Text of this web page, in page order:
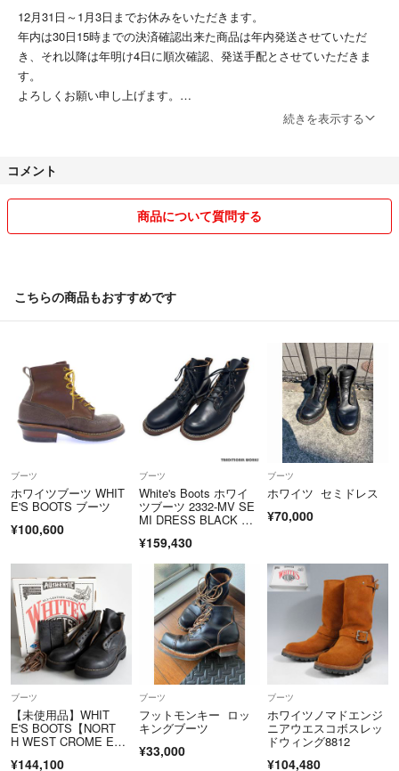
12月31日～1月3日までお休みをいただきます。
年内は30日15時までの決済確認出来た商品は年内発送させていただ
き、それ以降は年明け4日に順次確認、発送手配とさせていただきま
す。
よろしくお願い申し上げます。
取得者名：石川卓矢
公安委員会名：愛知県公安委員会
・適格請求書登録番号
T7180001127248
ハイブランドからヴィンテージ商品まで幅広く扱っております。
全て１点物なのでお気に入りの商品をぜひ見つけてください。
こちらのアカウントはラクマ公式パートナーの株式会社STONE RIVER
によって運営されています。
https://fril.jp/ts/official/law/ksr/
▼返品特約
https://fril.jp/ts/official/law/ksr/#return_policy
続きを表示する
コメント
商品について質問する
こちらの商品もおすすめです
ブーツ
ホワイツブーツ WHIT
E'S BOOTS ブーツ
¥100,600
ブーツ
White's Boots ホワイ
ツブーツ 2332-MV SE
MI DRESS BLACK CH
スブラッククロムエク
セルブーツ US8.5E
¥159,430
ブーツ
ホワイツ セミドレス
¥70,000
ブーツ
【未使用品】WHIT
E'S BOOTS【NORT
H WEST CROME EXC
¥144,100
ブーツ
フットモンキー ロッ
キングブーツ
¥33,000
ブーツ
ホワイツノマドエンジ
ニアウエスコボスレッ
ドウィング8812
¥104,480